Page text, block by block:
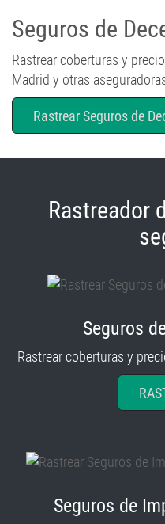
Seguros de
Rastrear coberturas y
Madrid y otras
Rastrear Seguros de
Rastreador
Seguros
Rastrear coberturas y
Seguros de